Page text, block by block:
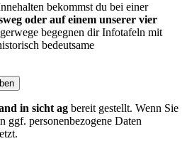
bekommst du bei einer
oder auf einem unserer vier
begegnen dir Infotafeln mit
bedeutsame
in sicht ag bereit gestellt. Wenn Sie
ggf. personenbezogene Daten